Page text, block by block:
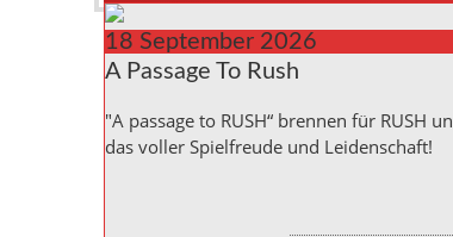
18 September 2026
A Passage To Rush
"A passage to RUSH“ brennen für RUSH
das voller Spielfreude und Leidenschaft!